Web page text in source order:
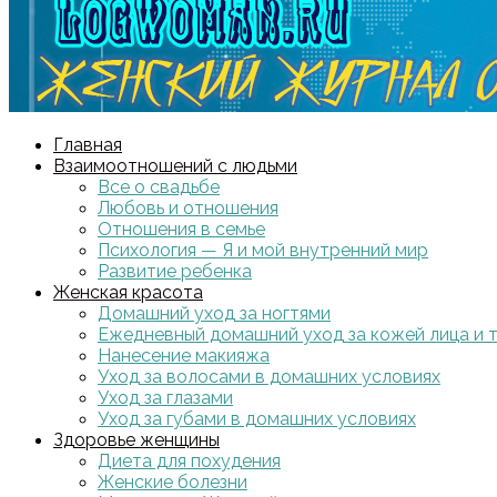
Главная
Взаимоотношений с людьми
Все о свадьбе
Любовь и отношения
Отношения в семье
Психология — Я и мой внутренний мир
Развитие ребенка
Женская красота
Домашний уход за ногтями
Ежедневный домашний уход за кожей лица и
Нанесение макияжа
Уход за волосами в домашних условиях
Уход за глазами
Уход за губами в домашних условиях
Здоровье женщины
Диета для похудения
Женские болезни